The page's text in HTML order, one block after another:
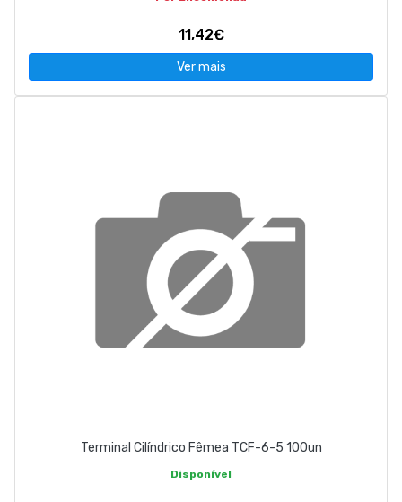
11,42€
Ver mais
Terminal Cilíndrico Fêmea TCF-6-5 100un
Disponível